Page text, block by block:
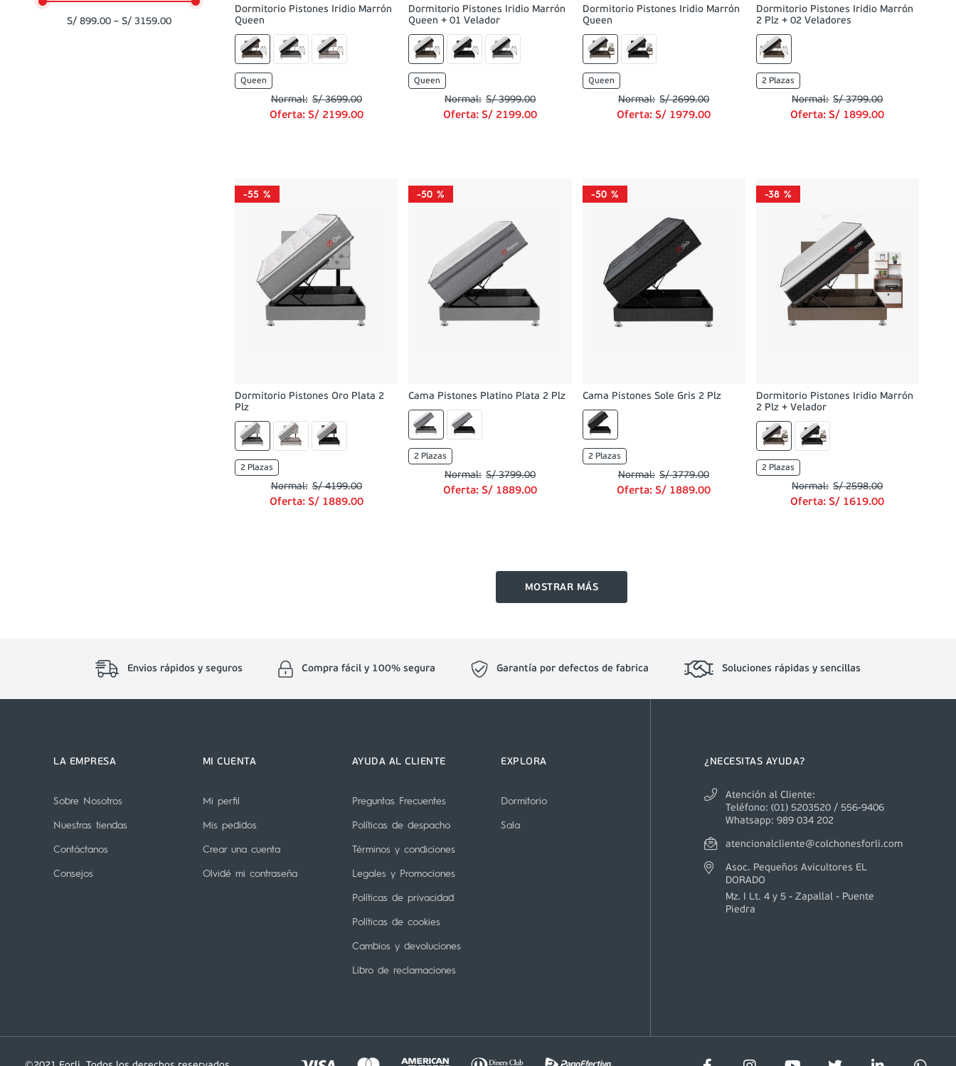
S/ 899.00 – S/ 3159.00
Dormitorio Pistones Iridio Marrón
Queen
Queen
S/ 3699.00
Oferta: S/ 2199.00
Dormitorio Pistones Iridio Marrón
Queen + 01 Velador
Queen
S/ 3999.00
Oferta: S/ 2199.00
Dormitorio Pistones Iridio Marrón
Queen
Queen
S/ 2699.00
Oferta:S/ 1979.00
Dormitorio Pistones Iridio Marrón
2 Plz + 02 Veladores
2 Plazas
S/ 3799.00
Oferta:S/ 1899.00
-55 %
Dormitorio Pistones Oro Plata 2
Plz
2 Plazas
S/ 4199.00
Oferta: S/ 1889.00
-50 %
Cama Pistones Platino Plata 2 Plz
2 Plazas
S/ 3799.00
Oferta: S/ 1889.00
-50 %
Cama Pistones Sole Gris 2 Plz
2 Plazas
S/ 3779.00
Oferta:S/ 1889.00
-38 %
Dormitorio Pistones Iridio Marrón
2 Plz + Velador
2 Plazas
S/ 2598.00
Oferta:S/ 1619.00
MOSTRAR MÁS
Envios rápidos y seguros Compra fácil y 100% segura Garantía por defectos de fabrica Soluciones rápidas y sencillas
LA EMPRESA
Sobre Nosotros
Nuestras tiendas
Contáctanos
Consejos
MI CUENTA
Mi perfil
Mis pedidos
Crear una cuenta
Olvidé mi contraseña
AYUDA AL CLIENTE
Preguntas Frecuentes
Políticas de despacho
Términos y condiciones
Legales y Promociones
Políticas de privacidad
Políticas de cookies
Cambios y devoluciones
Libro de reclamaciones
EXPLORA
Dormitorio
Sala
¿NECESITAS AYUDA?
Atención al Cliente:
Teléfono: (01) 5203520 / 556-9406
Whatsapp: 989 034 202
atencionalcliente@colchonesforli.com
Asoc. Pequeños Avicultores EL
DORADO
Mz. I Lt. 4 y 5 - Zapallal - Puente
Piedra